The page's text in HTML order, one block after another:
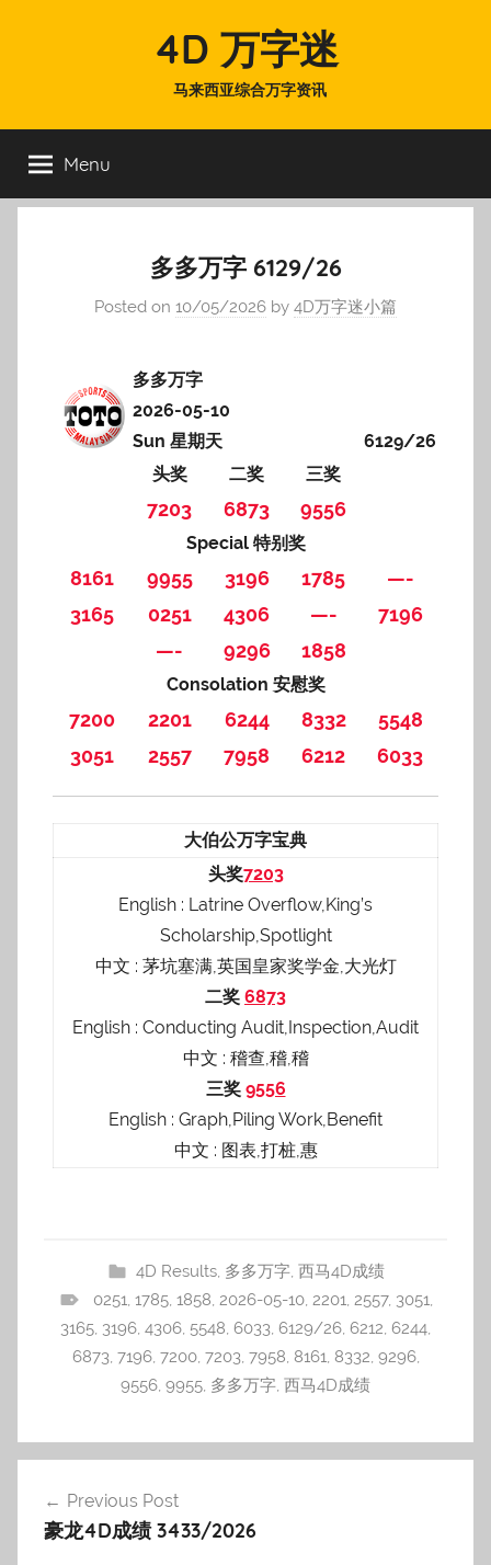
4D 万字迷
马来西亚综合万字资讯
Menu
多多万字 6129/26
Posted on 10/05/2026 by 4D万字迷小篇
多多万字
2026-05-10
Sun 星期天
6129/26
头奖
二奖 三奖
7203 6873 9556
Special 特别奖
8161 9955 3196 1785
—-
3165
0251 4306 —-
7196
—-
9296 1858
Consolation 安慰奖
7200 2201 6244 8332
5548
3051
2557 7958 6212 6033
大伯公万字宝典
头奖7203
English : Latrine Overflow,King’s
Scholarship,Spotlight
中文 : 茅坑塞满,英国皇家奖学金,大光灯
二奖 6873
English : Conducting Audit,Inspection,Audit
中文 : 稽查,稽,稽
三奖 9556
English : Graph,Piling Work,Benefit
中文 : 图表,打桩,惠
4D Results, 多多万字,西马4D成绩
0251, 1785, 1858, 2026-05-10, 2201, 2557, 3051,
3165, 3196, 4306, 5548, 6033, 6129/26, 6212, 6244,
6873, 7196, 7200, 7203, 7958, 8161, 8332, 9296,
9556, 9955, 多多万字, 西马4D成绩
navigation
Previous Post
豪龙4D成绩 3433/2026